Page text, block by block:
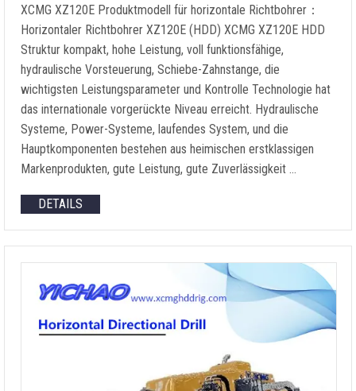
XCMG XZ120E Produktmodell für horizontale Richtbohrer：
Horizontaler Richtbohrer XZ120E (HDD) XCMG XZ120E HDD
Struktur kompakt, hohe Leistung, voll funktionsfähige,
hydraulische Vorsteuerung, Schiebe-Zahnstange, die
wichtigsten Leistungsparameter und Kontrolle Technologie hat
das internationale vorgerückte Niveau erreicht. Hydraulische
Systeme, Power-Systeme, laufendes System, und die
Hauptkomponenten bestehen aus heimischen erstklassigen
Markenprodukten, gute Leistung, gute Zuverlässigkeit …
DETAILS